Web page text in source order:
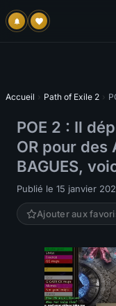
Accueil › Path of Exile 2 ›
POE 2 : Il
OR pour des
BAGUES,
Publié le 15 janvier
Ajouter aux